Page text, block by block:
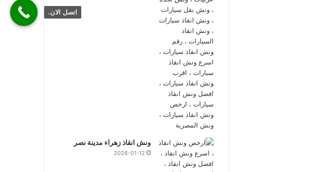
ونش انقاذ زهراء مدينة نصر
2026-01-12
اتصل الان.